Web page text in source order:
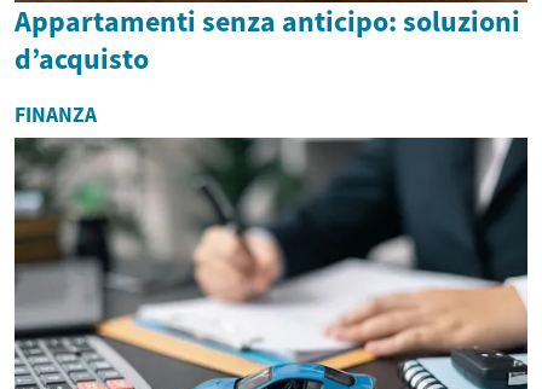
Appartamenti senza anticipo: soluzioni
d’acquisto
FINANZA